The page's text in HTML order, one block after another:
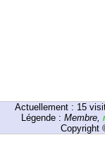
Actuellement : 15
Légende : Membre,
Copyright